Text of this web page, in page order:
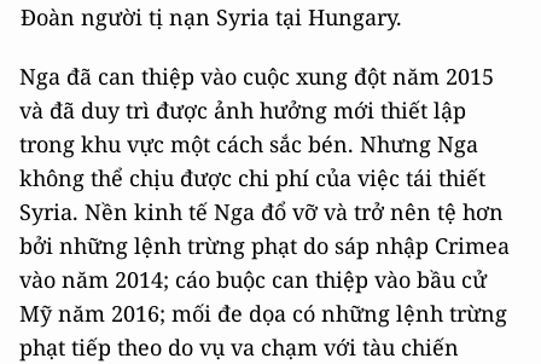
Đoàn người tị nạn Syria tại Hungary.
Nga đã can thiệp vào cuộc xung đột năm 2015
và đã duy trì được ảnh hưởng mới thiết lập
trong khu vực một cách sắc bén. Nhưng Nga
không thể chịu được chi phí của việc tái thiết
Syria. Nền kinh tế Nga đổ vỡ và trở nên tệ hơn
bởi những lệnh trừng phạt do sáp nhập Crimea
vào năm 2014; cáo buộc can thiệp vào bầu cử
Mỹ năm 2016; mối đe dọa có những lệnh trừng
phạt tiếp theo do vụ va chạm với tàu chiến